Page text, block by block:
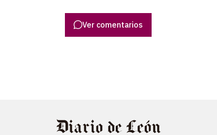
Ver comentarios